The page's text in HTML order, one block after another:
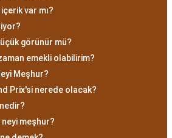
var mı?
görünür mü?
emekli olabilirim?
Meşhur?
Prix'si nerede olacak?
neyi meşhur?